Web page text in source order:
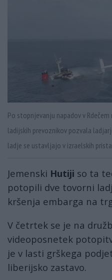
Po stopnjevanju napadov v
ladijskih prevoznikov pozvala
ladje se ustavljajo v izraelskih
Jemenski Hutiji so ta
potopili dve tovorni
kršenja embarga na
V četrtek se je na
videoposnetek
je v lasti grškega
liberijsko zastavo.